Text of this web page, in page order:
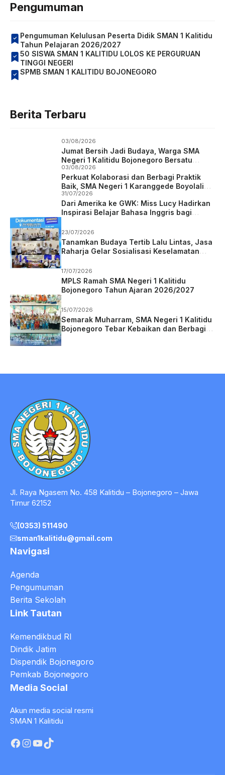
Pengumuman
Pengumuman Kelulusan Peserta Didik SMAN 1 Kalitidu
Tahun Pelajaran 2026/2027
50 SISWA SMAN 1 KALITIDU LOLOS KE PERGURUAN
TINGGI NEGERI
SPMB SMAN 1 KALITIDU BOJONEGORO
Berita Terbaru
03/08/2026
Jumat Bersih Jadi Budaya, Warga SMA
Negeri 1 Kalitidu Bojonegoro Bersatu
Wujudkan Sekolah Hijau dan Asri
03/08/2026
Perkuat Kolaborasi dan Berbagi Praktik
Baik, SMA Negeri 1 Karanggede Boyolali
Studi Tiru ke SMA Negeri 1 Kalitidu
Bojonegoro
31/07/2026
Dari Amerika ke GWK: Miss Lucy Hadirkan
Inspirasi Belajar Bahasa Inggris bagi
23/07/2026
Tanamkan Budaya Tertib Lalu Lintas, Jasa
Raharja Gelar Sosialisasi Keselamatan
17/07/2026
MPLS Ramah SMA Negeri 1 Kalitidu
Bojonegoro Tahun Ajaran 2026/2027
15/07/2026
Semarak Muharram, SMA Negeri 1 Kalitidu
Bojonegoro Tebar Kebaikan dan Berbagi
Jl. Raya Ngasem No. 458 Kalitidu – Bojonegoro – Jawa
Timur 62152
(0353) 511490
sman1kalitidu@gmail.com
Navigasi
Agenda
Pengumuman
Berita Sekolah
Link Tautan
Kemendikbud RI
Dindik Jatim
Dispendik Bojonegoro
Pemkab Bojonegoro
Media Social
Akun media social resmi
SMAN 1 Kalitidu
Facebook
Instagram
YouTube
TikTok